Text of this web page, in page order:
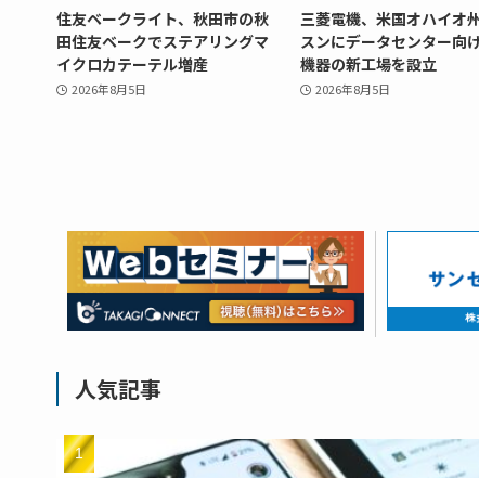
住友ベークライト、秋田市の秋
田住友ベークでステアリングマ
イクロカテーテル増産
2026年8月5日
三菱電機、米国オハイオ
スンにデータセンター向
機器の新工場を設立
2026年8月5日
人気記事